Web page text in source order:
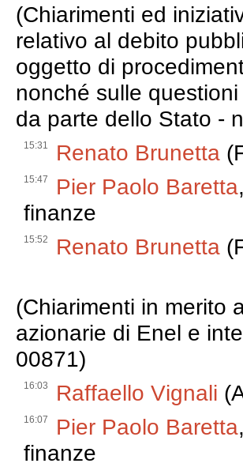
(Chiarimenti ed
relativo al debito
oggetto di
nonché sulle
da parte dello Stato -
15:31 Renato Brunetta
15:47 Pier Paolo Baretta
finanze
15:52 Renato Brunetta
(Chiarimenti in merito
azionarie di Enel e
00871)
16:03 Raffaello Vignali
16:07 Pier Paolo Baretta
finanze